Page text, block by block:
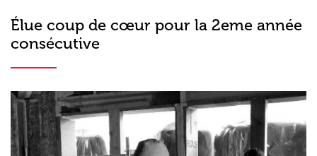
Élue coup de cœur pour la 2eme année
consécutive